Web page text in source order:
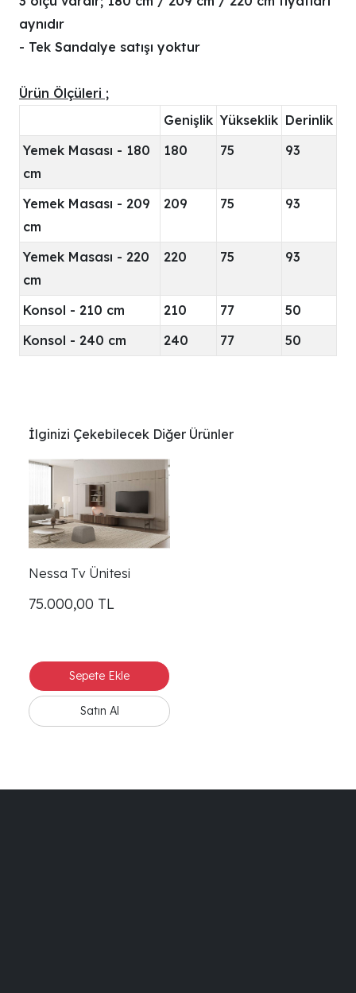
aynıdır
- Tek Sandalye satışı yoktur
Ürün Ölçüleri ;
Genişlik Yükseklik Derinlik
Yemek Masası - 180
cm
180 75 93
Yemek Masası - 209
cm
209 75 93
Yemek Masası - 220
cm
220 75 93
Konsol - 210 cm 210 77
50
Konsol - 240 cm
240 77 50
İlginizi Çekebilecek Diğer Ürünler
Nessa Tv Ünitesi
75.000,00 TL